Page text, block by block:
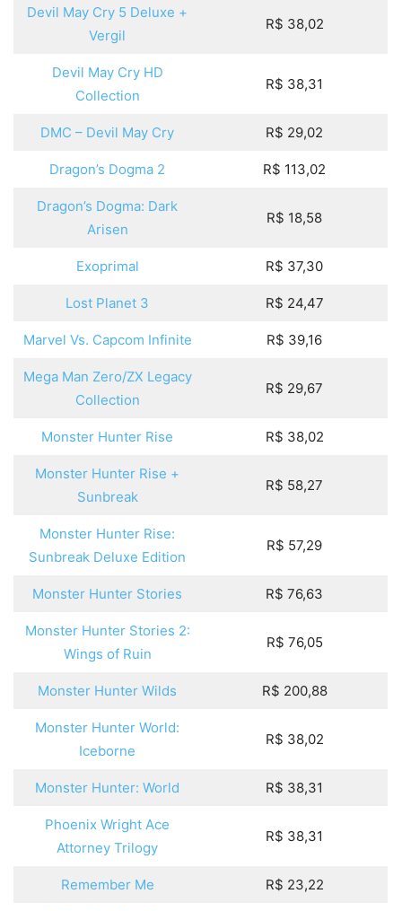
Devil May Cry 5 Deluxe +
Vergil
R$ 38,02
Devil May Cry HD
Collection
R$ 38,31
DMC – Devil May Cry R$ 29,02
Dragon’s Dogma 2 R$ 113,02
Dragon’s Dogma: Dark
Arisen
R$ 18,58
Exoprimal R$ 37,30
Lost Planet 3 R$ 24,47
Marvel Vs. Capcom Infinite R$ 39,16
Mega Man Zero/ZX Legacy
Collection
R$ 29,67
Monster Hunter Rise R$ 38,02
Monster Hunter Rise +
Sunbreak
R$ 58,27
Monster Hunter Rise:
Sunbreak Deluxe Edition
R$ 57,29
Monster Hunter Stories R$ 76,63
Monster Hunter Stories 2:
Wings of Ruin
R$ 76,05
Monster Hunter Wilds R$ 200,88
Monster Hunter World:
Iceborne
R$ 38,02
Monster Hunter: World R$ 38,31
Phoenix Wright Ace
Attorney Trilogy
R$ 38,31
Remember Me R$ 23,22